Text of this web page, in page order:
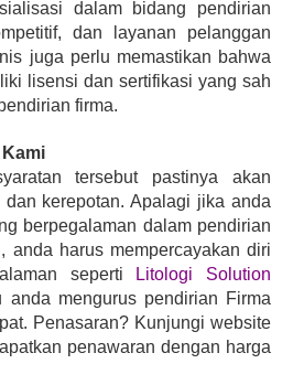
dalam bidang pendirian
dan layanan pelanggan
juga perlu memastikan bahwa
lisensi dan sertifikasi yang sah
firma.
tersebut pastinya akan
kerepotan. Apalagi jika anda
berpegalaman dalam pendirian
anda harus mempercayakan diri
seperti
Litologi Solution
anda mengurus pendirian Firma
Penasaran? Kunjungi website
penawaran dengan harga